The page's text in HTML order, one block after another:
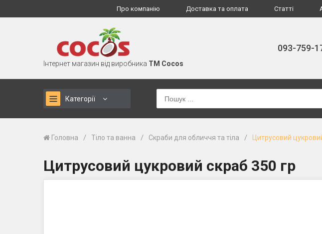
Про компанію Доставка та оплата Статті
Інтернет магазин від виробника TM Cocos
093-759-
Категорії
Головна / Тіло та ванна / Скраби для обличчя та тіла / Цитрусовий
Цитрусовий цукровий скраб 350 гр